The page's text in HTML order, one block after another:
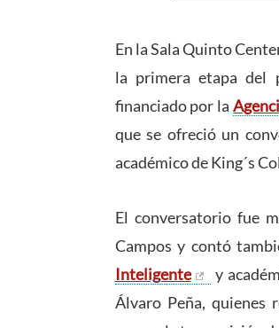
En la Sala Quinto
la primera etapa del
financiado por la
que se ofreció un
académico de King´s
El conversatorio fue
Campos y contó
Inteligente
y
Álvaro Peña, quienes